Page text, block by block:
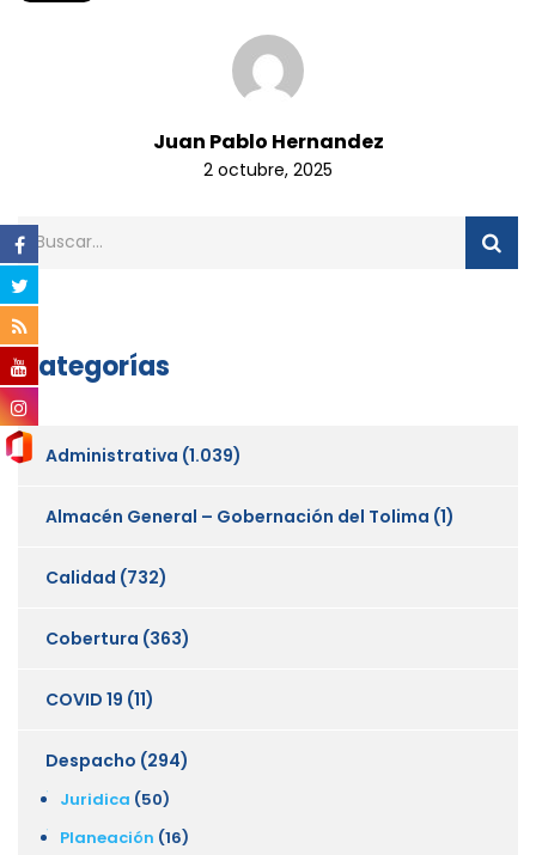
Juan Pablo Hernandez
2 octubre, 2025
Categorías
Administrativa (1.039)
Almacén General – Gobernación del Tolima (1)
Calidad (732)
Cobertura (363)
COVID 19 (11)
Despacho (294)
Juridica (50)
Planeación (16)